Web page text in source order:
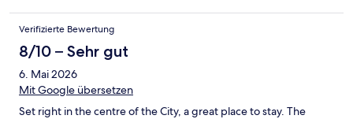
Verifizierte Bewertung
8/10 – Sehr gut
6. Mai 2026
Mit Google übersetzen
Set right in the centre of the City, a great place to stay. The